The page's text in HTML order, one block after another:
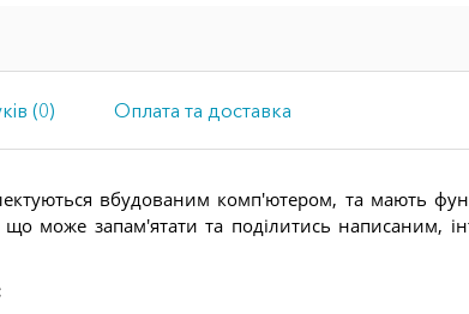
(0) Оплата та доставка
вбудованим комп'ютером, та мають
може запам'ятати та поділитись написаним,